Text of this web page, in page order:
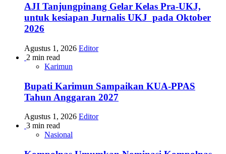
AJI Tanjungpinang Gelar Kelas Pra-UKJ,
untuk kesiapan Jurnalis UKJ pada Oktober
2026
Agustus 1, 2026 Editor
2 min read
Karimun
Bupati Karimun Sampaikan KUA-PPAS
Tahun Anggaran 2027
Agustus 1, 2026 Editor
3 min read
Nasional